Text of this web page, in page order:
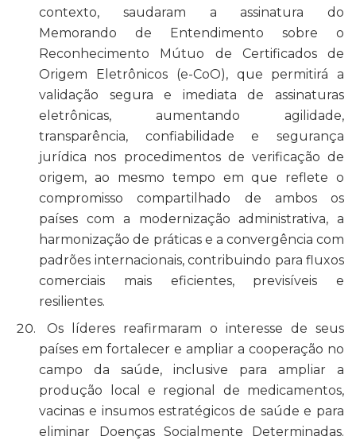
contexto, saudaram a assinatura do
Memorando de Entendimento sobre o
Reconhecimento Mútuo de Certificados de
Origem Eletrônicos (e-CoO), que permitirá a
validação segura e imediata de assinaturas
eletrônicas, aumentando agilidade,
transparência, confiabilidade e segurança
jurídica nos procedimentos de verificação de
origem, ao mesmo tempo em que reflete o
compromisso compartilhado de ambos os
países com a modernização administrativa, a
harmonização de práticas e a convergência com
padrões internacionais, contribuindo para fluxos
comerciais mais eficientes, previsíveis e
resilientes.
Os líderes reafirmaram o interesse de seus
países em fortalecer e ampliar a cooperação no
campo da saúde, inclusive para ampliar a
produção local e regional de medicamentos,
vacinas e insumos estratégicos de saúde e para
eliminar Doenças Socialmente Determinadas.